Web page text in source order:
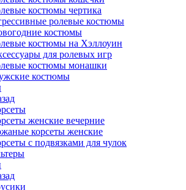
костюмы чертика
ролевые костюмы
костюмы
костюмы на Хэллоуин
для ролевых игр
костюмы монашки
костюмы
женские вечерние
корсеты женские
с подвязками для чулок